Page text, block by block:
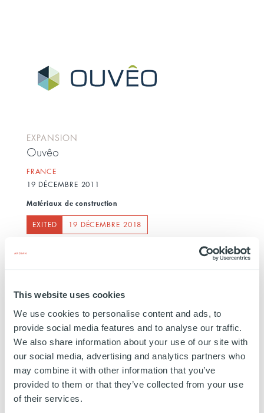
This website uses cookies
We use cookies to personalise content and ads, to
provide social media features and to analyse our traffic.
We also share information about your use of our site with
our social media, advertising and analytics partners who
may combine it with other information that you’ve
provided to them or that they’ve collected from your use
of their services.
EXPANSION
Ouvêo
FRANCE
19 DÉCEMBRE 2011
Matériaux de construction
EXITED 19 DÉCEMBRE 2018
Le groupe Ouvêo, né de la fusion en mars 2007 de
la société Guigneux, fabricant de fenêtres en PVC et
producteur de fenêtres en aluminium et en vinyle
basé en Aquitaine, est aujourd'hui leader sur le
marché des fenêtres dans l'ouest de la France.
Le partenariat avec Ardian s'inscrit dans une
perspective de renforcement de la capacité du
groupe à poursuivre sa croissance organique sur son
marché. En effet, l'objectif est de réaliser une